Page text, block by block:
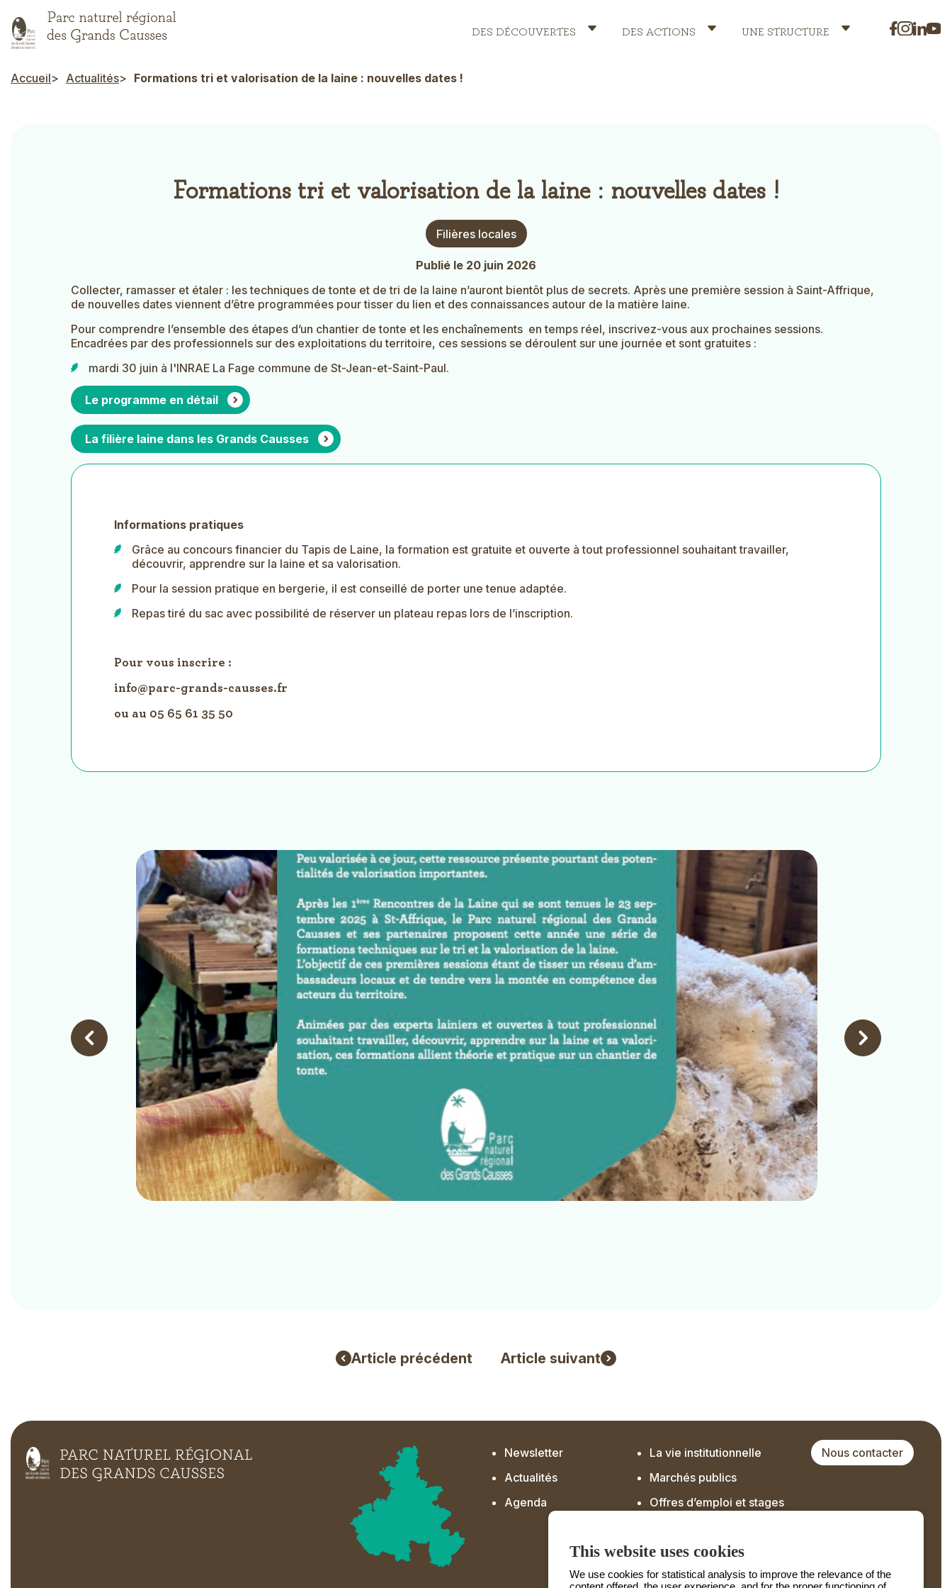
au
contenu
Header
Menu
DES DÉCOUVERTES DES ACTIONS UNE STRUCTURE
Fil d'Ariane
Accueil Actualités Formations tri et valorisation de la laine : nouvelles dates !
Formations tri et valorisation de la laine : nouvelles dates !
Thème
Actualité
Filières locales
Publié le 20 juin 2026
Collecter, ramasser et étaler : les techniques de tonte et de tri de la laine n’auront bientôt plus de secrets. Après une première session à Saint-Affrique,
de nouvelles dates viennent d’être programmées pour tisser du lien et des connaissances autour de la matière laine.
Pour comprendre l’ensemble des étapes d’un chantier de tonte et les enchaînements en temps réel, inscrivez-vous aux prochaines sessions.
Encadrées par des professionnels sur des exploitations du territoire, ces sessions se déroulent sur une journée et sont gratuites :
mardi 30 juin à l'INRAE La Fage commune de St-Jean-et-Saint-Paul.
Le programme en détail
La filière laine dans les Grands Causses
Informations pratiques
Grâce au concours financier du Tapis de Laine, la formation est gratuite et ouverte à tout professionnel souhaitant travailler,
découvrir, apprendre sur la laine et sa valorisation.
Pour la session pratique en bergerie, il est conseillé de porter une tenue adaptée.
Repas tiré du sac avec possibilité de réserver un plateau repas lors de l’inscription.
Pour vous inscrire :
info@parc-grands-causses.fr
ou au 05 65 61 35 50
Galerie
Article précédent Article suivant
Newsletter
La vie institutionnelle
Actualités
Marchés publics
Agenda
Offres d’emploi et stages
Nous contacter
This website uses cookies
We use cookies for statistical analysis to improve the relevance of the